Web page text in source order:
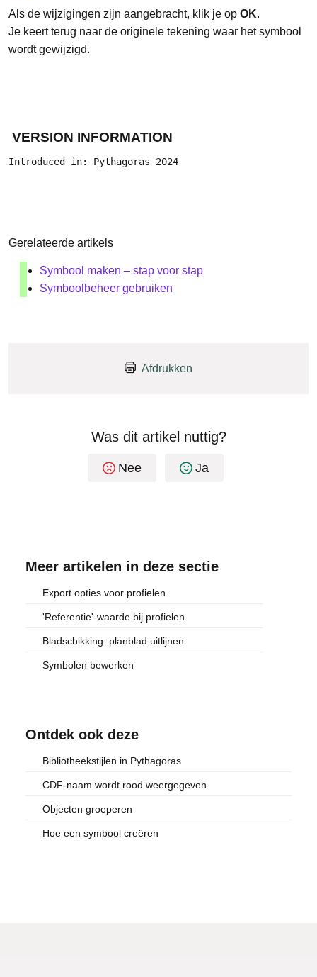
Als de wijzigingen zijn aangebracht, klik je op OK.
Je keert terug naar de originele tekening waar het symbool
wordt gewijzigd.
VERSION INFORMATION
Introduced in: Pythagoras 2024
Gerelateerde artikels
Symbool maken – stap voor stap
Symboolbeheer gebruiken
Afdrukken
Was dit artikel nuttig?
Nee Ja
Meer artikelen in deze sectie
Export opties voor profielen
'Referentie'-waarde bij profielen
Bladschikking: planblad uitlijnen
Symbolen bewerken
Ontdek ook deze
Bibliotheekstijlen in Pythagoras
CDF-naam wordt rood weergegeven
Objecten groeperen
Hoe een symbool creëren